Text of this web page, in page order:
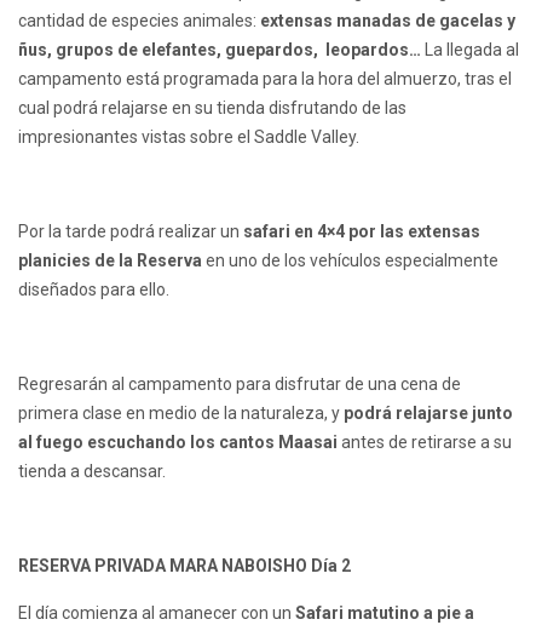
cantidad de especies animales: extensas manadas de gacelas y
ñus, grupos de elefantes, guepardos, leopardos… La llegada al
campamento está programada para la hora del almuerzo, tras el
cual podrá relajarse en su tienda disfrutando de las
impresionantes vistas sobre el Saddle Valley.
Por la tarde podrá realizar un safari en 4×4 por las extensas
planicies de la Reserva en uno de los vehículos especialmente
diseñados para ello.
Regresarán al campamento para disfrutar de una cena de
primera clase en medio de la naturaleza, y podrá relajarse junto
al fuego escuchando los cantos Maasai antes de retirarse a su
tienda a descansar.
RESERVA PRIVADA MARA NABOISHO Día 2
El día comienza al amanecer con un Safari matutino a pie a